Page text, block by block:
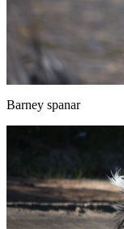
Barney spanar